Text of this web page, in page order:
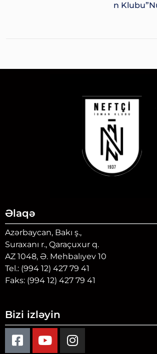
N
Əlaqə
Azərbaycan, Bakı ş.,
Suraxanı r., Qaraçuxur q.
AZ 1048, Ə. Mehbalıyev 10
Tel.: (994 12) 427 79 41
Faks: (994 12) 427 79 41
Bizi izləyin